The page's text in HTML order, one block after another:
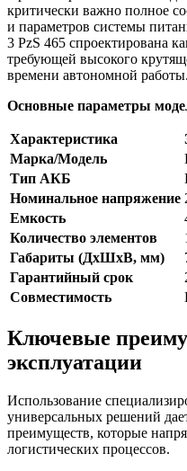
критически важно полное
и параметров системы
3 PzS 465 спроектирована
требующей высокого
времени автономной работы.
Основные параметры
Характеристика
Марка/Модель
Тип АКБ
Номинальное напряжение
Емкость
Количество элементов
Габариты (ДхШхВ, мм)
Гарантийный срок
Совместимость
Ключевые
эксплуатации
Использование
универсальных решений
преимуществ, которые
логистических процессов.